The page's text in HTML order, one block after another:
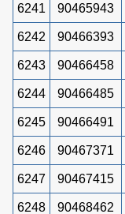
6241 90465943
6242 90466393
6243 90466458
6244 90466485
6245 90466491
6246 90467371
6247 90467415
6248 90468462